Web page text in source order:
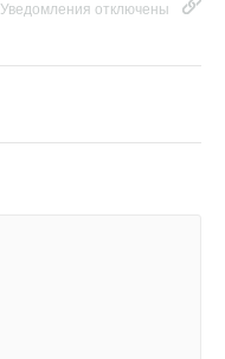
Уведомления отключены